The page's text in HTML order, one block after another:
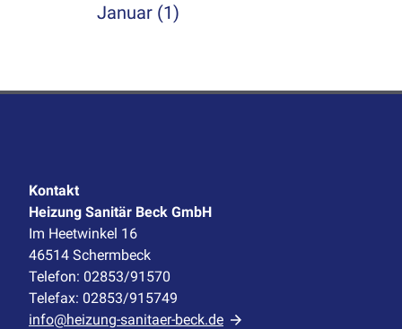
Januar (1)
Kontakt
Heizung Sanitär Beck GmbH
Im Heetwinkel 16
46514 Schermbeck
Telefon: 02853/91570
Telefax: 02853/915749
info@heizung-sanitaer-beck.de